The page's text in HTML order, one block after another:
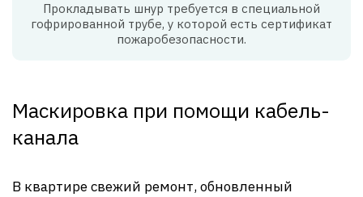
Прокладывать шнур требуется в специальной
гофрированной трубе, у которой есть сертификат
пожаробезопасности.
Маскировка при помощи кабель-
канала
В квартире свежий ремонт, обновленный